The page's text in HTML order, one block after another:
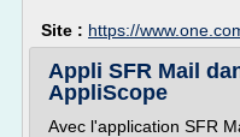
Site : https://
Appli SFR Mail
AppliScope
Avec l'application SFR